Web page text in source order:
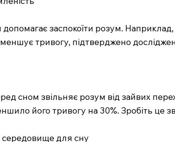
заспокоїти розум.
тривогу, підтверджено
сном звільняє розум від зайвих
його тривогу на 30%. Зробіть це
середовище для сну